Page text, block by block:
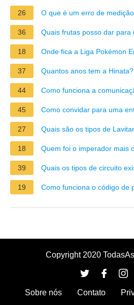
26 O que é um erro de
36 Quais frutas posso dar para
18 Onde fica a Liga Pokémon
37 Quantos anos tem a Hinata?
44 Como funciona a
45 Como convidar para uma
27 Quais são os tipos de
18 Quem foi o imperador mais
39 Quais os tipos de circuito
19 Como funciona o código de
Copyright 2020
Sobre nós Contato